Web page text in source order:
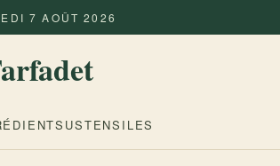
7 AOÛT 2026
USTENSILES